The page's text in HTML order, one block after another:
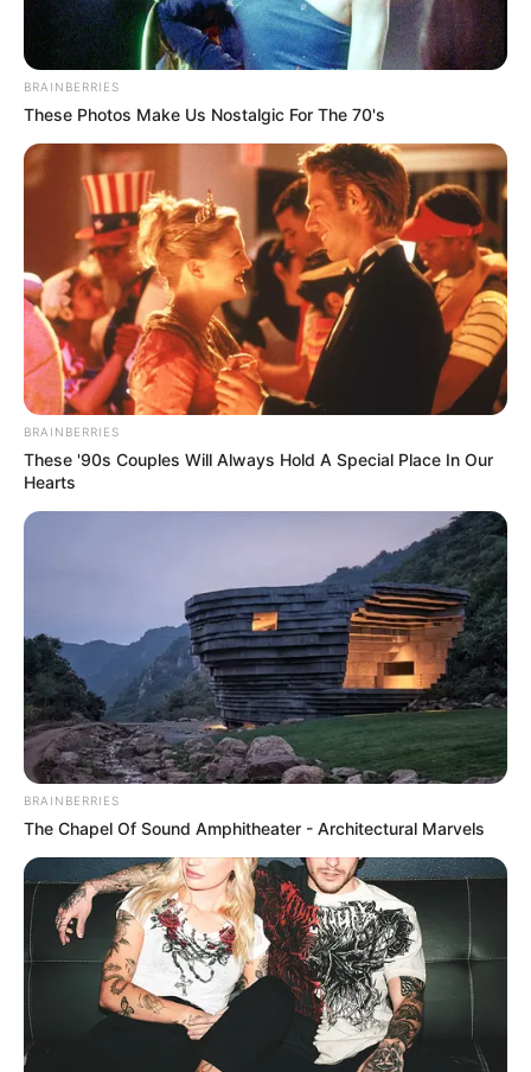
keluarganya menarik banyak penonton. Bahkan pentonnya sudah
mencapai jutaan dan setia menunggu konten-konten selanjutnya.
TAGS KRISTEN HANBY SELEBRITI MANCANEGARA TIKTOKER
BRAINBERRIES
These Photos Make Us Nostalgic For The 70's
BRAINBERRIES
These '90s Couples Will Always Hold A Special Place In Our
Hearts
BRAINBERRIES
The Chapel Of Sound Amphitheater - Architectural Marvels